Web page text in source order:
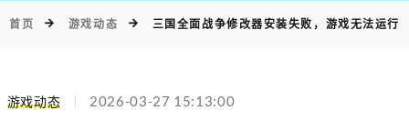
首页 游戏动态 三国全面战争修改器安装失败，游戏无法运行
游戏动态 2026-03-27 15:13:00